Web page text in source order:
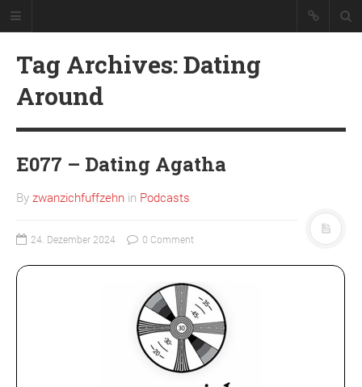
Podcast über Serien und ihre Folgen.
VON RECHTS WEGEN
Abonnieren
Tag Archives: Dating
Around
E077 – Dating Agatha
By zwanzichfuffzehn in Podcasts
24. Dezember 2024 0 Comment